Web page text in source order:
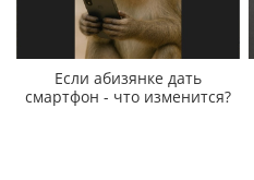
Если абизянке дать
смартфон - что изменится?